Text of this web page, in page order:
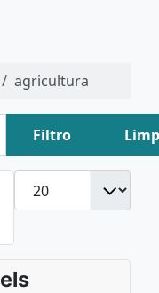
agricultura
Filtro